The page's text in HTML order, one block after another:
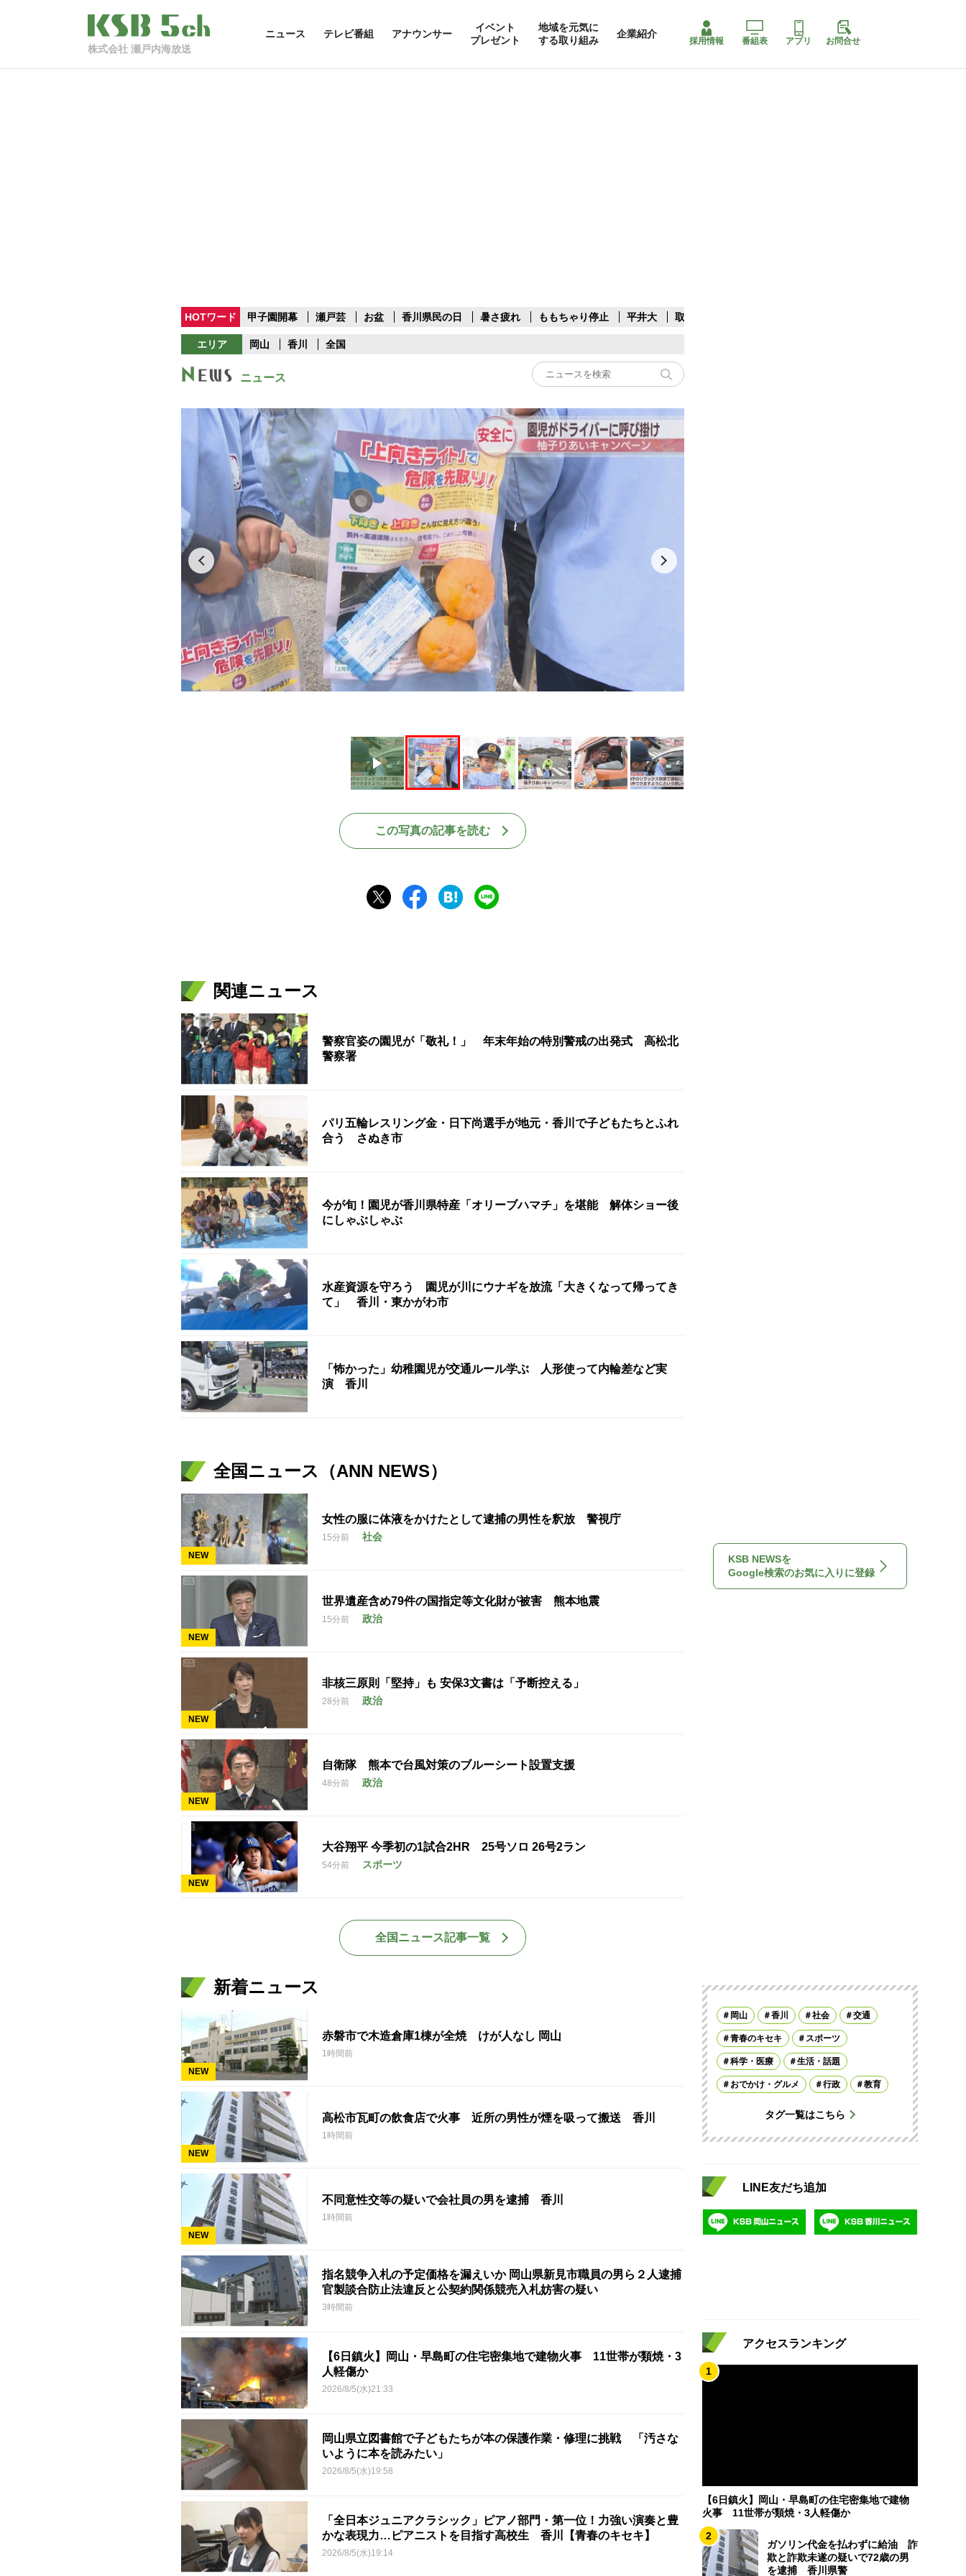
株式会社 瀬戸内海放送
ニュース テレビ番組 アナウンサー
イベント
プレゼント
地域を元気に
する取り組み
企業紹介
採用情報 番組表 アプリ お問合せ
HOTワード 甲子園開幕 瀬戸芸 お盆 香川県民の日 暑さ疲れ ももちゃり停止 平井大 取水制限
エリア 岡山 香川 全国
ニュース
Play
この写真の記事を読む
関連ニュース
警察官姿の園児が「敬礼！」 年末年始の特別警戒の出発式 高松北
警察署
パリ五輪レスリング金・日下尚選手が地元・香川で子どもたちとふれ
合う さぬき市
今が旬！園児が香川県特産「オリーブハマチ」を堪能 解体ショー後
にしゃぶしゃぶ
水産資源を守ろう 園児が川にウナギを放流「大きくなって帰ってき
て」 香川・東かがわ市
「怖かった」幼稚園児が交通ルール学ぶ 人形使って内輪差など実
演 香川
全国ニュース（ANN NEWS）
NEW
女性の服に体液をかけたとして逮捕の男性を釈放 警視庁
15分前 社会
NEW
世界遺産含め79件の国指定等文化財が被害 熊本地震
15分前 政治
NEW
非核三原則「堅持」も 安保3文書は「予断控える」
28分前 政治
NEW
自衛隊 熊本で台風対策のブルーシート設置支援
48分前 政治
NEW
大谷翔平 今季初の1試合2HR 25号ソロ 26号2ラン
54分前 スポーツ
全国ニュース記事一覧
新着ニュース
NEW
赤磐市で木造倉庫1棟が全焼 けが人なし 岡山
1時間前
NEW
高松市瓦町の飲食店で火事 近所の男性が煙を吸って搬送 香川
1時間前
NEW
不同意性交等の疑いで会社員の男を逮捕 香川
1時間前
指名競争入札の予定価格を漏えいか 岡山県新見市職員の男ら２人逮捕
官製談合防止法違反と公契約関係競売入札妨害の疑い
3時間前
【6日鎮火】岡山・早島町の住宅密集地で建物火事 11世帯が類焼・3
人軽傷か
2026/8/5(水)21:33
岡山県立図書館で子どもたちが本の保護作業・修理に挑戦 「汚さな
いように本を読みたい」
2026/8/5(水)19:58
「全日本ジュニアクラシック」ピアノ部門・第一位！力強い演奏と豊
かな表現力…ピアニストを目指す高校生 香川【青春のキセキ】
2026/8/5(水)19:14
KSB NEWSを
Google検索のお気に入りに登録
岡山 香川 社会 交通
青春のキセキ スポーツ
科学・医療 生活・話題
おでかけ・グルメ 行政 教育
タグ一覧はこちら
LINE友だち追加
アクセスランキング
1
【6日鎮火】岡山・早島町の住宅密集地で建物
火事 11世帯が類焼・3人軽傷か
2
ガソリン代金を払わずに給油 詐
欺と詐欺未遂の疑いで72歳の男
を逮捕 香川県警